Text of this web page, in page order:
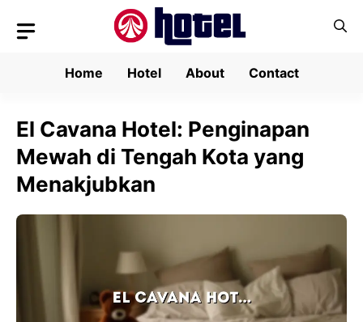
Home
Hotel About Contact
El Cavana Hotel: Penginapan
Mewah di Tengah Kota yang
Menakjubkan